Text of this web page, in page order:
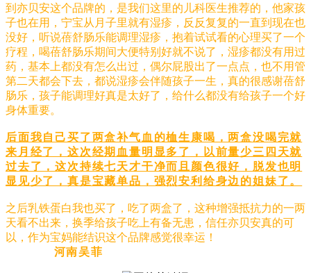
到亦贝安这个品牌的，是我们这里的儿科医生推荐的，他家孩
子也在用，宁宝从月子里就有湿疹，反反复复的一直到现在也
没好，听说蓓舒肠乐能调理湿疹，抱着试试看的心理买了一个
疗程，喝蓓舒肠乐期间大便特别好就不说了，湿疹都没有用过
药，基本上都没有怎么出过，偶尔屁股出了一点点，也不用管
第二天都会下去，都说湿疹会伴随孩子一生，真的很感谢蓓舒
肠乐，孩子能调理好真是太好了，给什么都没有给孩子一个好
身体重要。
后面我自己买了两盒补气血的桖生康喝，两盒没喝完就
来月经了，这次经期血量明显多了，以前量少三四天就
过去了，这次持续七天才干净而且颜色很好，脱发也明
显见少了，真是宝藏单品，强烈安利给身边的姐妹了。
之后乳铁蛋白我也买了，吃了两盒了，这种增强抵抗力的一两
天看不出来，换季给孩子吃上有备无患，信任亦贝安真的可
以，作为宝妈能结识这个品牌感觉很幸运！
河南吴菲